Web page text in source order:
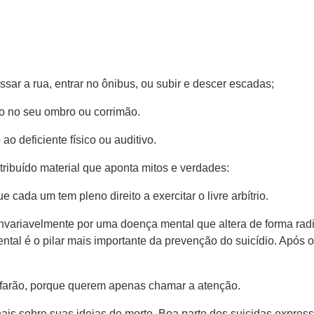
a rua​, entrar no ônibus, ​ou ​subir e descer escadas​;​
no seu ombro ou corrimão.
deficiente físico ou auditivo.
material que aponta mitos e verdades​:
cada um tem pleno direito a exercitar o livre arbítrio.
por uma doença mental que altera de forma
é o pilar mais importante da prevenção do suicídio. Após
porque querem apenas chamar a atenção.